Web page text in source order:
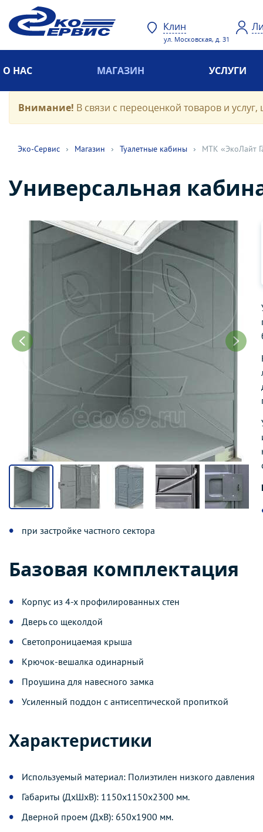
Клин
ул. Московская, д. 31
О НАС МАГАЗИН УСЛУГИ
Внимание! В связи с переоценкой товаров и
Эко-Cервис › Магазин › Туалетные кабины › МТК «ЭкоЛайт
Универсальная
при застройке частного сектора
Базовая комплектация
Корпус из 4-х профилированных стен
Дверь со щеколдой
Светопроницаемая крыша
Крючок-вешалка одинарный
Проушина для навесного замка
Усиленный поддон с антисептической пропиткой
Характеристики
Используемый материал: Полиэтилен низкого давления
Габариты (ДхШхВ): 1150x1150x2300 мм.
Дверной проем (ДхВ): 650x1900 мм.